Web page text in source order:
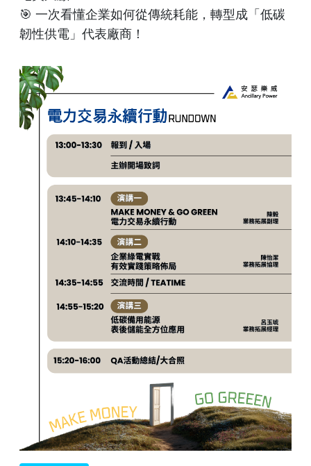
🎯 一次看懂企業如何從傳統耗能，轉型成「低碳
韌性供電」代表廠商！